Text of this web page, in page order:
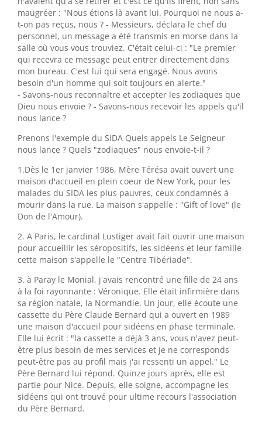
maugréer : "Nous étions là avant lui. Pourquoi ne nous a-
t-on pas reçus, nous ? - Messieurs, déclara le chef du
personnel, un message a été transmis en morse dans la
salle où vous vous trouviez. C'était celui-ci : "Le premier
qui recevra ce message peut entrer directement dans
mon bureau. C'est lui qui sera engagé. Nous avons
besoin d'un homme qui soit toujours en alerte."
- Savons-nous reconnaître et accepter les zodiaques que
Dieu nous envoie ? - Savons-nous recevoir les appels qu'il
nous lance ?
Prenons l'exemple du SIDA Quels appels Le Seigneur
nous lance ? Quels "zodiaques" nous envoie-t-il ?
1.Dès le 1er janvier 1986, Mère Térésa avait ouvert une
maison d'accueil en plein coeur de New York, pour les
malades du SIDA les plus pauvres, ceux condamnés à
mourir dans la rue. La maison s'appelle : "Gift of love" (le
Don de l'Amour).
2. A Paris, le cardinal Lustiger avait fait ouvrir une maison
pour accueillir les séropositifs, les sidéens et leur famille
cette maison s'appelle le "Centre Tibériade".
3. à Paray le Monial, j'avais rencontré une fille de 24 ans
à la foi rayonnante : Véronique. Elle était infirmière dans
sa région natale, la Normandie. Un jour, elle écoute une
cassette du Père Claude Bernard qui a ouvert en 1989
une maison d'accueil pour sidéens en phase terminale.
Elle lui écrit : "la cassette a déjà 3 ans, vous n'avez peut-
être plus besoin de mes services et je ne corresponds
peut-être pas au profil mais j'ai ressenti un appel." Le
Père Bernard lui répond. Quinze jours après, elle est
partie pour Nice. Depuis, elle soigne, accompagne les
sidéens qui ont trouvé pour ultime recours l'association
du Père Bernard.